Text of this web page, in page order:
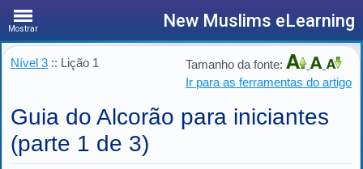
Mostrar New Muslims eLearning
Nível 3 :: Lição 1
Tamanho da fonte:
Ir para as ferramentas do artigo
Guia do Alcorão para iniciantes
(parte 1 de 3)